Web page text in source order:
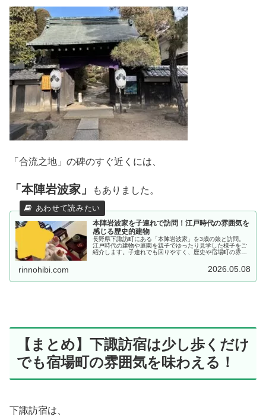
「合流之地」の碑のすぐ近くには、
「本陣岩波家」 もありました。
本陣岩波家を子連れで訪問！江戸時代の雰囲気を
感じる歴史的建物
長野県下諏訪町にある「本陣岩波家」を3歳の娘と訪問。
江戸時代の建物や庭園を親子でゆったり見学した様子をご
紹介します。子連れでも回りやすく、歴史や宿場町の雰囲
rinnohibi.com 2026.05.08
【まとめ】下諏訪宿は少し歩くだけ
でも宿場町の雰囲気を味わえる！
下諏訪宿は、